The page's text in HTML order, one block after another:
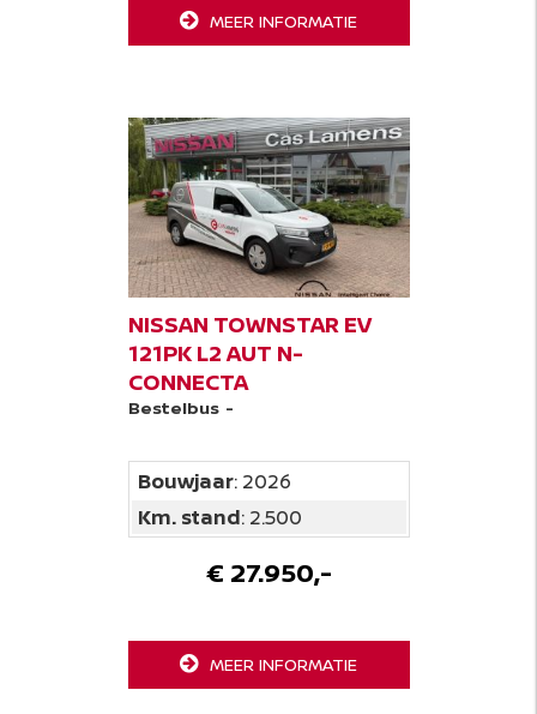
MEER INFORMATIE
NISSAN TOWNSTAR EV
121PK L2 AUT N-
CONNECTA
Bestelbus -
Bouwjaar: 2026
Km. stand: 2.500
€ 27.950,-
MEER INFORMATIE